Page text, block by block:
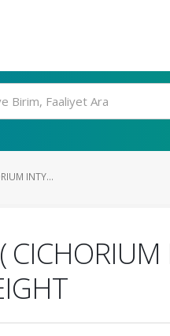
INTY...